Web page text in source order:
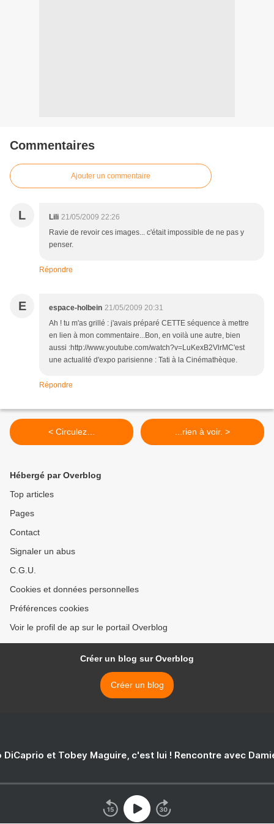
Commentaires
Ajouter un commentaire
L Lili 21/05/2009 22:26
Ravie de revoir ces images... c'était impossible de ne pas y
penser.
Répondre
E espace-holbein 21/05/2009 20:31
Ah ! tu m'as grillé : j'avais préparé CETTE séquence à mettre
en lien à mon commentaire...Bon, en voilà une autre, bien
aussi :http://www.youtube.com/watch?v=LuKexB2VlrMC'est
une actualité d'expo parisienne : Tati à la Cinémathèque.
Répondre
< Circulez… ...rien à voir. >
Hébergé par Overblog
Top articles
Pages
Contact
Signaler un abus
C.G.U.
Cookies et données personnelles
Préférences cookies
Voir le profil de ap sur le portail Overblog
Créer un blog sur Overblog
Créer un blog
DiCaprio et Tobey Maguire, c'est lui ! Rencontre avec